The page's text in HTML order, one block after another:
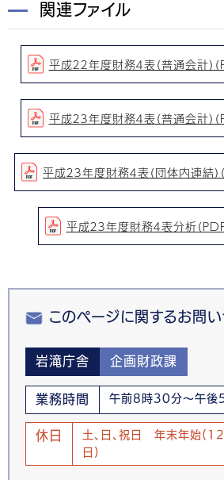
関連ファイル
平成２２年度財務４表（普通会計）
平成２３年度財務４表（普通会計）
平成２３年度財務４表（団体内連結）
平成２３年度財務４表分析（
このページに関するお問
岩滝庁舎 企画財政課
業務時間 午前8時30分～午後
休日
土、日、祝日 年末年始
日)